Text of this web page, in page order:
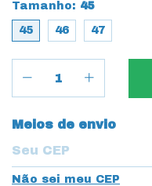
Tamanho: 45
45 46 47
Entregas para o CEP:
Meios de envio
Não sei meu CEP